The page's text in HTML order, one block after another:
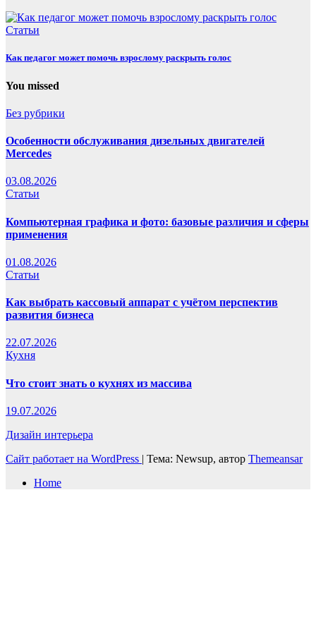
Статьи
Как педагог может помочь взрослому раскрыть голос
You missed
Без рубрики
Особенности обслуживания дизельных двигателей
Mercedes
03.08.2026
Статьи
Компьютерная графика и фото: базовые различия и сферы
применения
01.08.2026
Статьи
Как выбрать кассовый аппарат с учётом перспектив
развития бизнеса
22.07.2026
Кухня
Что стоит знать о кухнях из массива
19.07.2026
Дизайн интерьера
Сайт работает на WordPress | Тема: Newsup, автор Themeansar
Home